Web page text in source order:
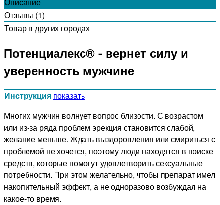
Отзывы (1)
Товар в других городах
Потенциалекс® - вернет силу и
уверенность мужчине
Инструкция показать
Многих мужчин волнует вопрос близости. С возрастом
или из-за ряда проблем эрекция становится слабой,
желание меньше. Ждать выздоровления или смириться с
проблемой не хочется, поэтому люди находятся в поиске
средств, которые помогут удовлетворить сексуальные
потребности. При этом желательно, чтобы препарат имел
накопительный эффект, а не одноразово возбуждал на
какое-то время.